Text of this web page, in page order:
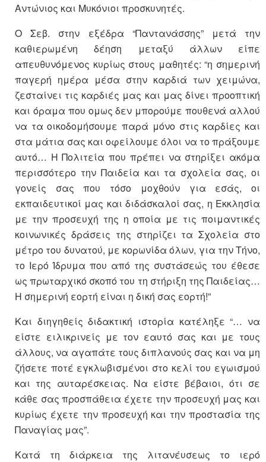
Αντώνιος και Μυκόνιοι προσκυνητές.
Ο Σεβ. στην εξέδρα “Παντανάσσης” μετά την
καθιερωμένη δέηση μεταξύ άλλων είπε
απευθυνόμενος κυρίως στους μαθητές: “η σημερινή
παγερή ημέρα μέσα στην καρδιά των χειμώνα,
ζεσταίνει τις καρδιές μας και μας δίνει προοπτική
και όραμα που ομως δεν μπορούμε πουθενά αλλού
να τα οικοδομήσουμε παρά μόνο στις καρδίες και
στα μάτια σας και οφείλουμε όλοι να το πράξουμε
αυτό… Η Πολιτεία που πρέπει να στηρίξει ακόμα
περισσότερο την Παιδεία και τα σχολεία σας, οι
γονείς σας που τόσο μοχθούν για εσάς, οι
εκπαιδευτικοί μας και διδάσκαλοί σας, η Εκκλησία
με την προσευχή της η οποία με τις ποιμαντικές
κοινωνικές δράσεις της στηρίζει τα Σχολεία στο
μέτρο του δυνατού, με κορωνίδα όλων, για την Τήνο,
το Ιερό Ίδρυμα που από της συστάσεώς του έθεσε
ως πρωταρχικό σκοπό του τη στήριξη της Παιδείας…
Η σημερινή εορτή είναι η δική σας εορτή!”
Και διηγηθείς διδακτική ιστορία κατέληξε “… να
είστε ειλικρινείς με τον εαυτό σας και με τους
άλλους, να αγαπάτε τους διπλανούς σας και να μη
ζήσετε ποτέ εγκλωβισμένοι στο κελί του εγωισμού
και της αυταρέσκειας. Να είστε βέβαιοι, ότι σε
κάθε σας προσπάθεια έχετε την προσευχή μας και
κυρίως έχετε την προσευχή και την προστασία της
Παναγίας μας”.
Κατά τη διάρκεια της λιτανέυσεως το ιερό